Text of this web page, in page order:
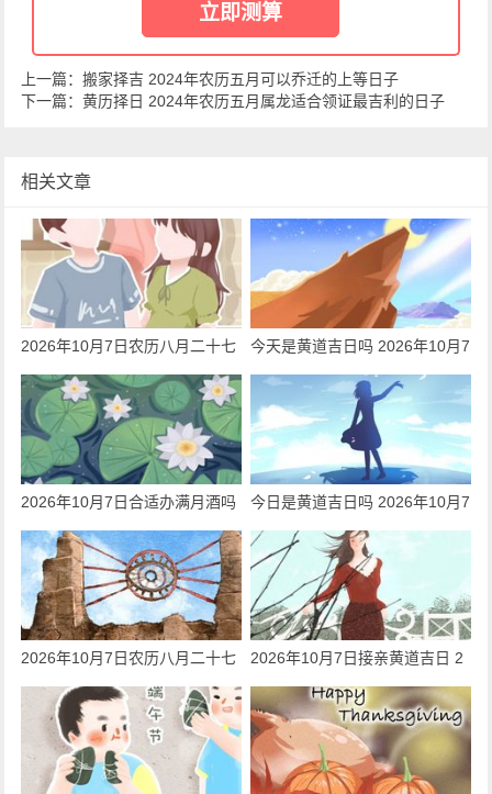
立即测算
上一篇：搬家择吉 2024年农历五月可以乔迁的上等日子
下一篇：黄历择日 2024年农历五月属龙适合领证最吉利的日子
相关文章
2026年10月7日农历八月二十七
可以出嫁吗 今日出嫁好吗
今天是黄道吉日吗 2026年10月7
日是迁居吉日吗
2026年10月7日合适办满月酒吗
今日黄历查询
今日是黄道吉日吗 2026年10月7
日可以动工吗
2026年10月7日农历八月二十七
可以领证吗 今天是黄道吉日吗
2026年10月7日接亲黄道吉日 2
026年10月7日接亲好吗